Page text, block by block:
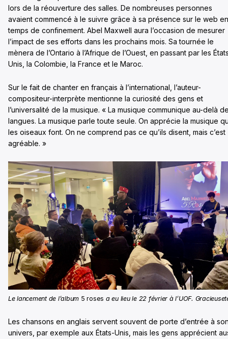
lors de la réouverture des salles. De nombreuses personnes
avaient commencé à le suivre grâce à sa présence sur le web en
temps de confinement. Abel Maxwell aura l’occasion de mesurer
l’impact de ses efforts dans les prochains mois. Sa tournée le
mènera de l’Ontario à l’Afrique de l’Ouest, en passant par les
Unis, la Colombie, la France et le Maroc.
Sur le fait de chanter en français à l’international, l’auteur-
compositeur-interprète mentionne la curiosité des gens et
l’universalité de la musique. « La musique communique au-delà
langues. La musique parle toute seule. On apprécie la musique
les oiseaux font. On ne comprend pas ce qu’ils disent, mais c’est
agréable. »
Le lancement de l’album 5 roses a eu lieu le 22 février à l’UOF.
Les chansons en anglais servent souvent de porte d’entrée à
univers, par exemple aux États-Unis, mais les gens apprécient